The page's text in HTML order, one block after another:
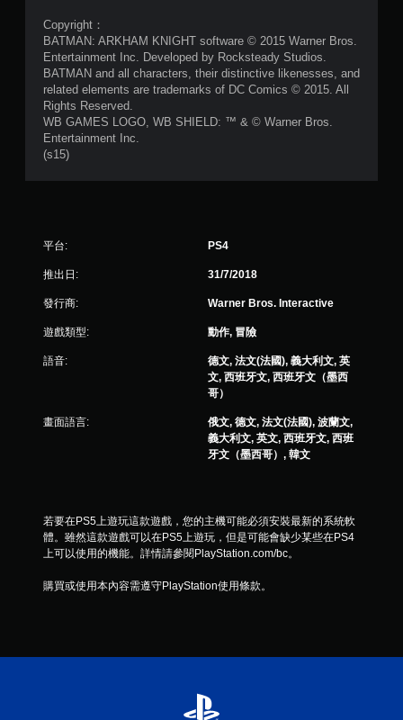
共
1
5
8
評
Copyright：
BATMAN: ARKHAM KNIGHT software © 2015 Warner Bros.
Entertainment Inc. Developed by Rocksteady Studios.
BATMAN and all characters, their distinctive likenesses, and
related elements are trademarks of DC Comics © 2015. All
Rights Reserved.
WB GAMES LOGO, WB SHIELD: ™ & © Warner Bros.
Entertainment Inc.
(s15)
平台: PS4
推出日: 31/7/2018
發行商: Warner Bros. Interactive
遊戲類型: 動作, 冒險
語音:
德文, 法文(法國), 義大利文, 英
文, 西班牙文, 西班牙文（墨西
哥）
畫面語言:
俄文, 德文, 法文(法國), 波蘭文,
義大利文, 英文, 西班牙文, 西班
牙文（墨西哥）, 韓文
若要在PS5上遊玩這款遊戲，您的主機可能必須安裝最新的系統軟
體。雖然這款遊戲可以在PS5上遊玩，但是可能會缺少某些在PS4
上可以使用的機能。詳情請參閱PlayStation.com/bc。
購買或使用本內容需遵守PlayStation使用條款。